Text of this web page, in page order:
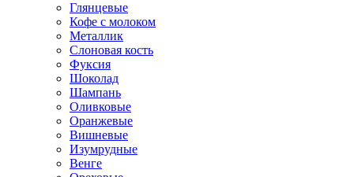
Глянцевые
Кофе с молоком
Металлик
Слоновая кость
Фуксия
Шоколад
Шампань
Оливковые
Оранжевые
Вишневые
Изумрудные
Венге